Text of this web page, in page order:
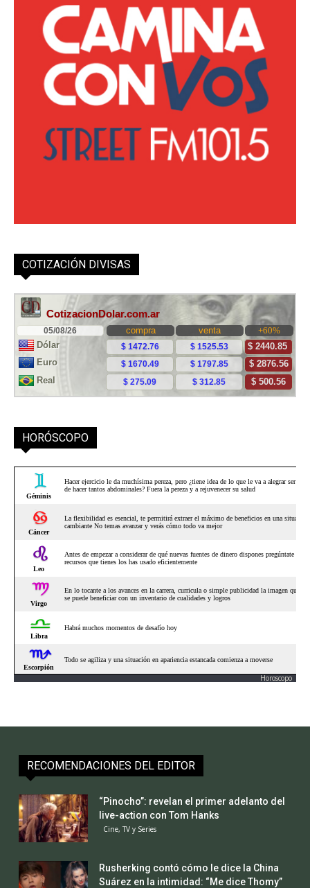
COTIZACIÓN DIVISAS
HORÓSCOPO
Horoscopo
RECOMENDACIONES DEL EDITOR
“Pinocho”: revelan el primer adelanto del
live-action con Tom Hanks
Cine, TV y Series
Rusherking contó cómo le dice la China
Suárez en la intimidad: “Me dice Thomy”